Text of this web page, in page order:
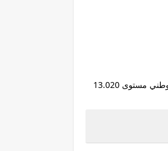
كما أظهرت بيانات المصارف الليبية تفاوتًا في أسعار إيداع بطاقات الأغراض الشخصية بين المصارف، حيث سجلت بعض المصارف مثل الأمان والأندلس والتجاري الوطني مستوى 13.020